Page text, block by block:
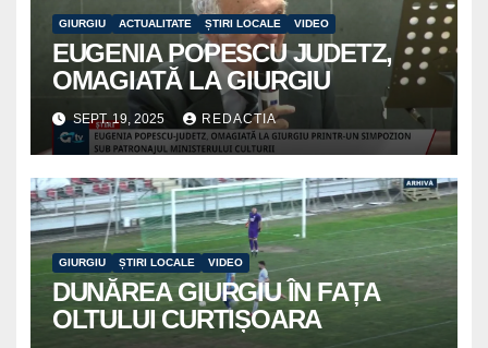
GIURGIU ACTUALITATE ȘTIRI LOCALE VIDEO
EUGENIA POPESCU JUDETZ,
OMAGIATĂ LA GIURGIU
SEPT. 19, 2025 REDACTIA
GIURGIU ȘTIRI LOCALE VIDEO
DUNĂREA GIURGIU ÎN FAȚA
OLTULUI CURTIȘOARA